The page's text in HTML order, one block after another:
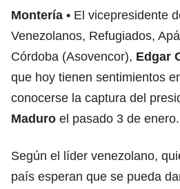
Montería
El vicepresidente
Venezolanos, Refugiados,
Córdoba (Asovencor), Edgar
que hoy tienen sentimientos
conocerse la captura del
Maduro el pasado 3 de enero.
Según el líder venezolano,
país esperan que se pueda